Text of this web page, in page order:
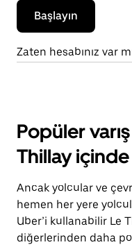
Başlayın
Zaten hesabınız var
Popüler
Thillay içinde
Ancak yolcular ve
hemen her yere
Uber’i kullanabilir Le
diğerlerinden daha